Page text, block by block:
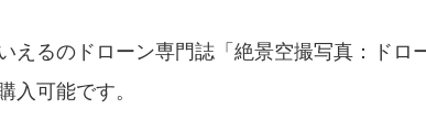
えるのドローン専門誌「絶景空撮写真：ドロ
入可能です。